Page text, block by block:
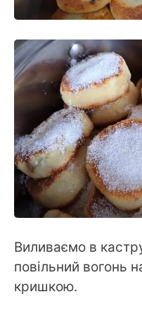
Виливаємо в
повільний вогонь
кришкою.